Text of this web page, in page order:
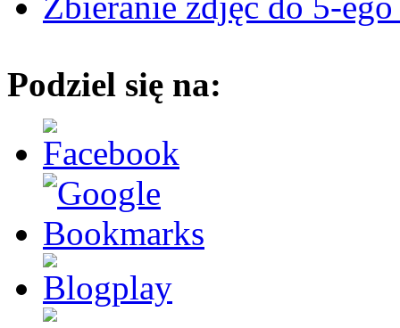
Podziel się na: